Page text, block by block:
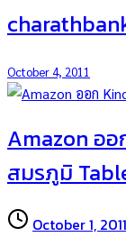
October 4, 2011
Amazon ออ
สมรภูมิ
October 1, 2011